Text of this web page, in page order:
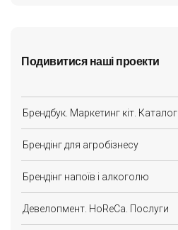
Подивитися наші проекти
Брендбук. Маркетинг кіт. Каталог
Брендінг для агробізнесу
Брендінг напоїв і алкоголю
Девелопмент. HoReCa. Послуги